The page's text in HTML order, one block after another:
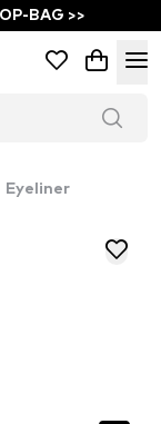
BAG >>
Eyeliner